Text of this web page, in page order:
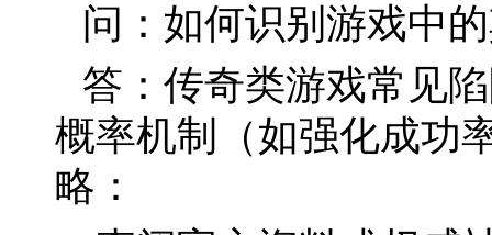
问：如何识别游戏中
答：传奇类游戏常见
概率机制（如强化成功
略：